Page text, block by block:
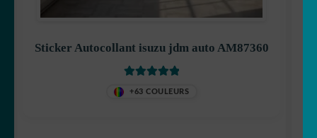
Sticker Autocollant isuzu jdm auto AM87360
+63 COULEURS